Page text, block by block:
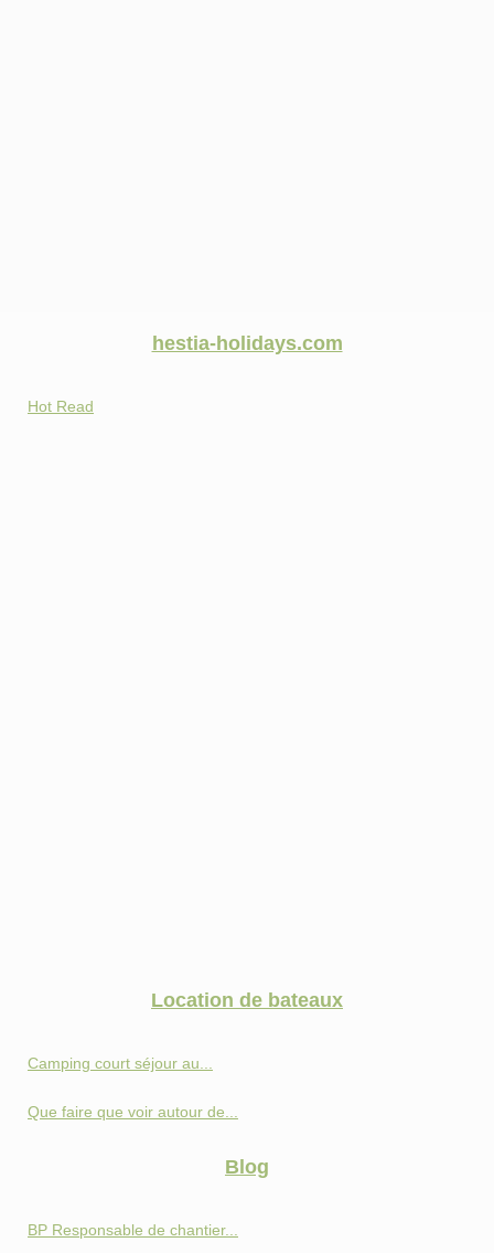
hestia-holidays.com
Hot Read
Location de bateaux
Camping court séjour au...
Que faire que voir autour de...
Blog
BP Responsable de chantier...